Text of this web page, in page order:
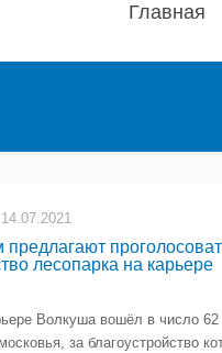
Главная
14.07.2021
лесопарка на карьере
Волкуша вошёл в число 62
за благоустройство